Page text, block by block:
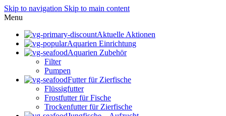
Skip to navigation Skip to main content
Menu
Aktuelle Aktionen
Aquarien Einrichtung
Aquarien Zubehör
Filter
Pumpen
Futter für Zierfische
Flüssigfutter
Frostfutter für Fische
Trockenfutter für Zierfische